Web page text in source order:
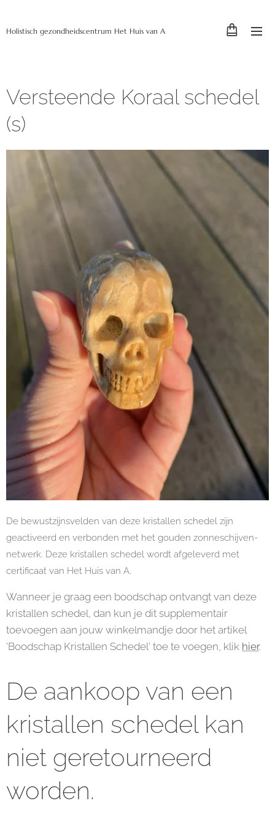
Holistisch gezondheidscentrum Het Huis van A
Versteende Koraal schedel
(s)
De bewustzijnsvelden van deze kristallen schedel zijn
geactiveerd en verbonden met het gouden zonneschijven-
netwerk. Deze kristallen schedel wordt afgeleverd met
certificaat van Het Huis van A.
Wanneer je graag een boodschap ontvangt van deze
kristallen schedel, dan kun je dit supplementair
toevoegen aan jouw winkelmandje door het artikel
'Boodschap Kristallen Schedel' toe te voegen, klik hier.
De aankoop van een
kristallen schedel kan
niet geretourneerd
worden.